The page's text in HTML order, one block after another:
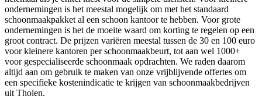
ondernemingen is het meestal mogelijk om met het standaard
schoonmaakpakket al een schoon kantoor te hebben. Voor grote
ondernemingen is het de moeite waard om korting te regelen op een
groot contract. De prijzen variëren meestal tussen de 30 en 100 euro
voor kleinere kantoren per schoonmaakbeurt, tot aan wel 1000+
voor gespecialiseerde schoonmaak opdrachten. We raden daarom
altijd aan om gebruik te maken van onze vrijblijvende offertes om
een specifieke kostenindicatie te krijgen van schoonmaakbedrijven
uit Tholen.